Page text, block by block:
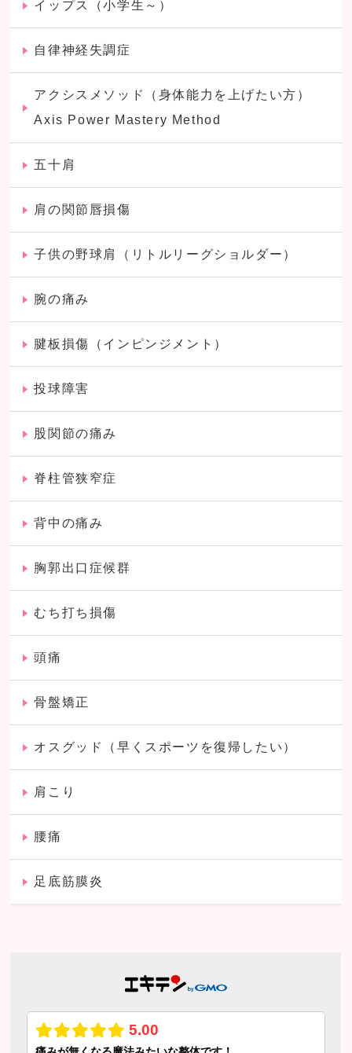
イップス（小学生～）
自律神経失調症
アクシスメソッド（身体能力を上げたい方）
Axis Power Mastery Method
五十肩
肩の関節唇損傷
子供の野球肩（リトルリーグショルダー）
腕の痛み
腱板損傷（インピンジメント）
投球障害
股関節の痛み
脊柱管狭窄症
背中の痛み
胸郭出口症候群
むち打ち損傷
頭痛
骨盤矯正
オスグッド（早くスポーツを復帰したい）
肩こり
腰痛
足底筋膜炎